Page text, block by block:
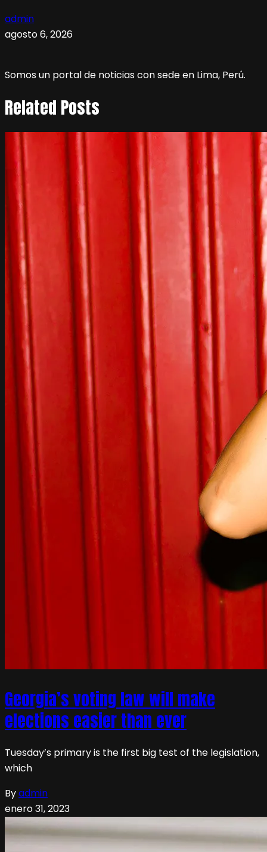
admin
agosto 6, 2026
Somos un portal de noticias con sede en Lima, Perú.
Related Posts
Georgia’s voting law will make
elections easier than ever
Tuesday’s primary is the first big test of the legislation,
which
Byadmin
enero 31, 2023